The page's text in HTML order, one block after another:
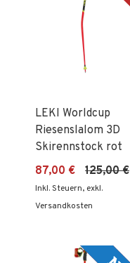
LEKI Worldcup
Riesenslalom 3D
Skirennstock rot
87,00 €
125,00 €
Inkl. Steuern, exkl.
Versandkosten